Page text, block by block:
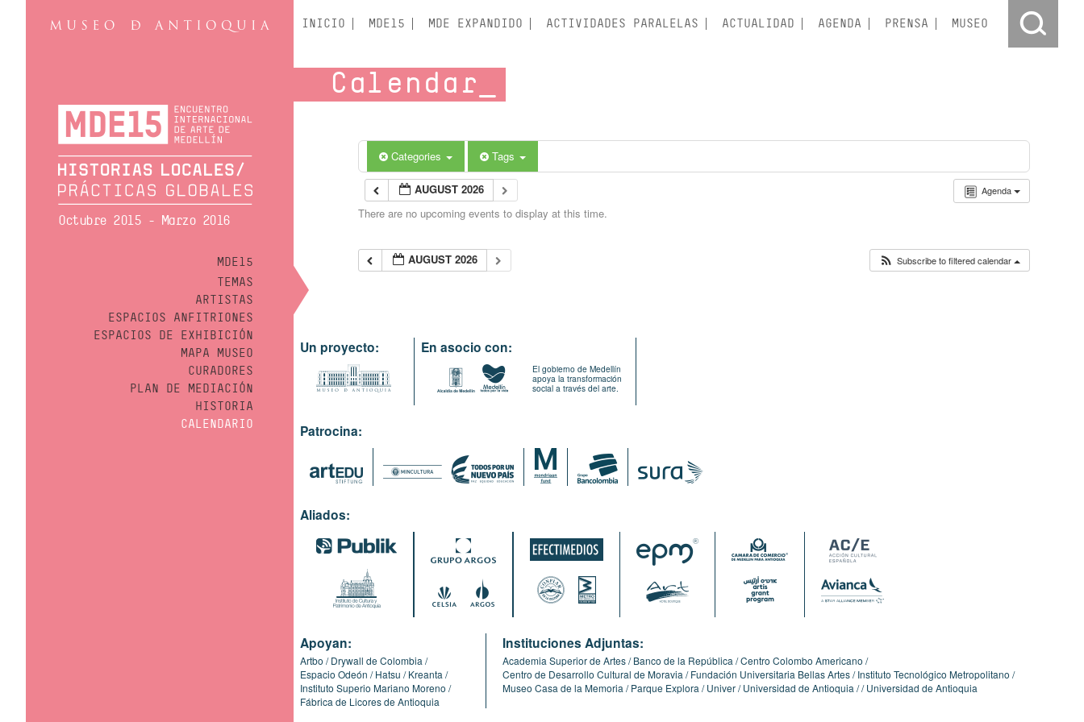
Octubre 2015 - Marzo 2016
MDE15
TEMAS
ARTISTAS
ESPACIOS ANFITRIONES
ESPACIOS DE EXHIBICIÓN
MAPA MUSEO
CURADORES
PLAN DE MEDIACIÓN
HISTORIA
CALENDARIO
INICIO MDE15 MDE EXPANDIDO ACTIVIDADES PARALELAS ACTUALIDAD AGENDA PRENSA MUSEO
Calendar
Categories Tags
Agenda
AUGUST 2026
There are no upcoming events to display at this time.
AUGUST 2026 Subscribe to filtered calendar
Un proyecto: En asocio con:
El gobierno de Medellín
apoya la transformación
social a través del arte.
Patrocina:
Aliados:
Apoyan:
Artbo
Drywall de Colombia
Espacio Odeón
Hatsu
Kreanta
Instituto Superio Mariano Moreno
Fábrica de Licores de Antioquia
Instituciones Adjuntas:
Academia Superior de Artes Banco de la República Centro Colombo Americano
Centro de Desarrollo Cultural de Moravia
Fundación Universitaria Bellas Artes Instituto Tecnológico Metropolitano
Museo Casa de la Memoria
Parque Explora Univer Universidad de Antioquia Universidad de Antioquia